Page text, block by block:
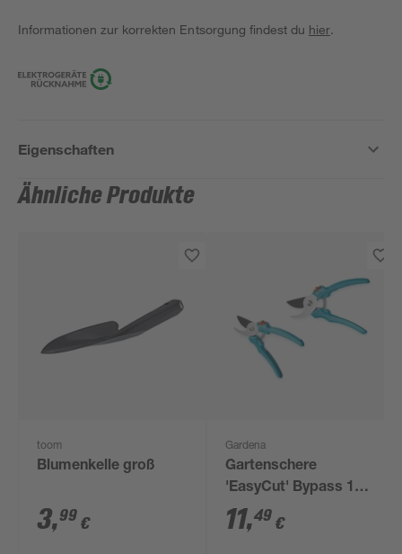
Informationen zur korrekten Entsorgung findest du hier.
Eigenschaften
Ähnliche Produkte
toom
Blumenkelle groß
3,99 €
Gardena
Gartenschere
'EasyCut' Bypass 18,7
cm
11,49 €